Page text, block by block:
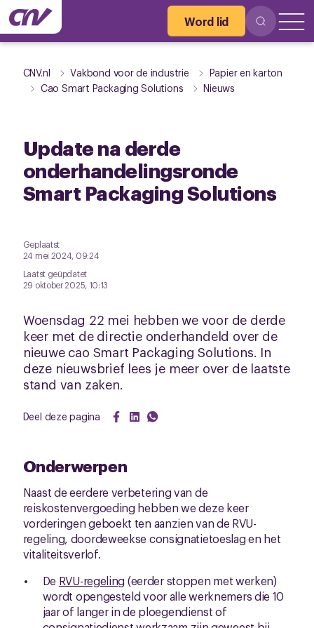
Word lid
CNV.nl Vakbond voor de industrie
Papier en karton
Cao Smart Packaging Solutions
Nieuws
Update na derde
onderhandelingsronde
Smart Packaging Solutions
Geplaatst
24 mei 2024, 09:24
Laatst geüpdatet
29 oktober 2025, 10:13
Woensdag 22 mei hebben we voor de derde
keer met de directie onderhandeld over de
nieuwe cao Smart Packaging Solutions. In
deze nieuwsbrief lees je meer over de laatste
stand van zaken.
Deel deze pagina
Onderwerpen
Naast de eerdere verbetering van de
reiskostenvergoeding hebben we deze keer
vorderingen geboekt ten aanzien van de RVU-
regeling, doordeweekse consignatietoeslag en het
vitaliteitsverlof.
De RVU-regeling (eerder stoppen met werken)
wordt opengesteld voor alle werknemers die 10
jaar of langer in de ploegendienst of